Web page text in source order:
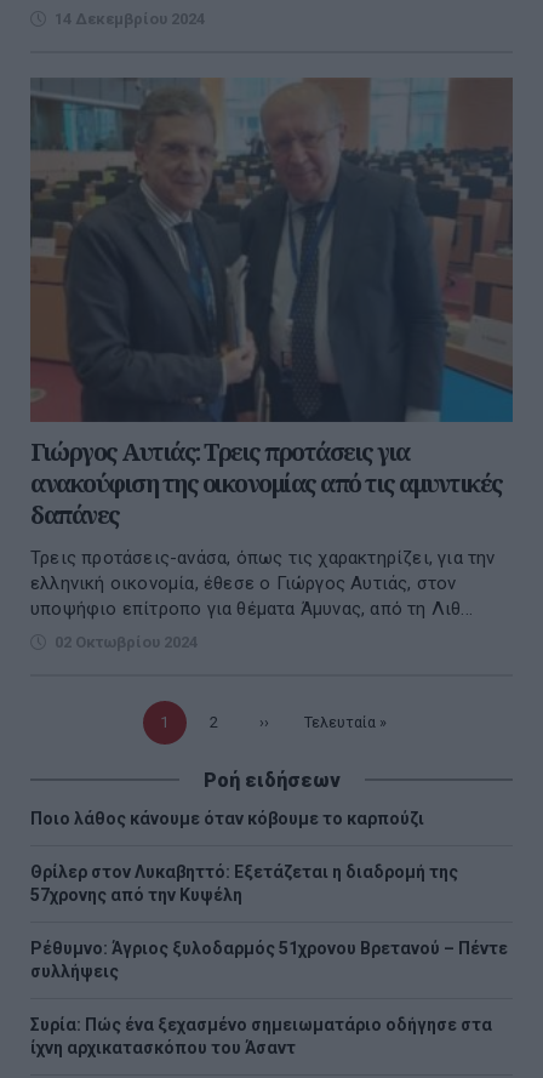
14 Δεκεμβρίου 2024
Γιώργος Αυτιάς: Τρεις προτάσεις για
ανακούφιση της οικονομίας από τις αμυντικές
δαπάνες
Τρεις προτάσεις-ανάσα, όπως τις χαρακτηρίζει, για την
ελληνική οικονομία, έθεσε ο Γιώργος Αυτιάς, στον
υποψήφιο επίτροπο για θέματα Άμυνας, από τη Λιθ...
02 Οκτωβρίου 2024
Τρέχουσα
1 Σελίδα
2 Επόμενη
›› Τελευταία
Τελευταία »
Ροή ειδήσεων
Ποιο λάθος κάνουμε όταν κόβουμε το καρπούζι
Θρίλερ στον Λυκαβηττό: Εξετάζεται η διαδρομή της
57χρονης από την Κυψέλη
Ρέθυμνο: Άγριος ξυλοδαρμός 51χρονου Βρετανού – Πέντε
συλλήψεις
Συρία: Πώς ένα ξεχασμένο σημειωματάριο οδήγησε στα
ίχνη αρχικατασκόπου του Άσαντ